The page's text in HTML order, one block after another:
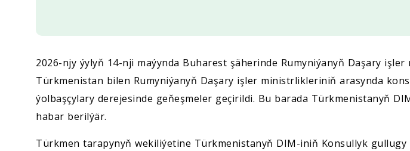
2026-njy ýylyň 14-nji maýynda Buharest şäherinde Rumyniýanyň Daşary
Türkmenistan bilen Rumyniýanyň Daşary işler ministrlikleriniň arasynda
ýolbaşçylary derejesinde geňeşmeler geçirildi. Bu barada Türkmenistanyň
habar berilýär.
Türkmen tarapynyň wekiliýetine Türkmenistanyň DIM-iniň Konsullyk